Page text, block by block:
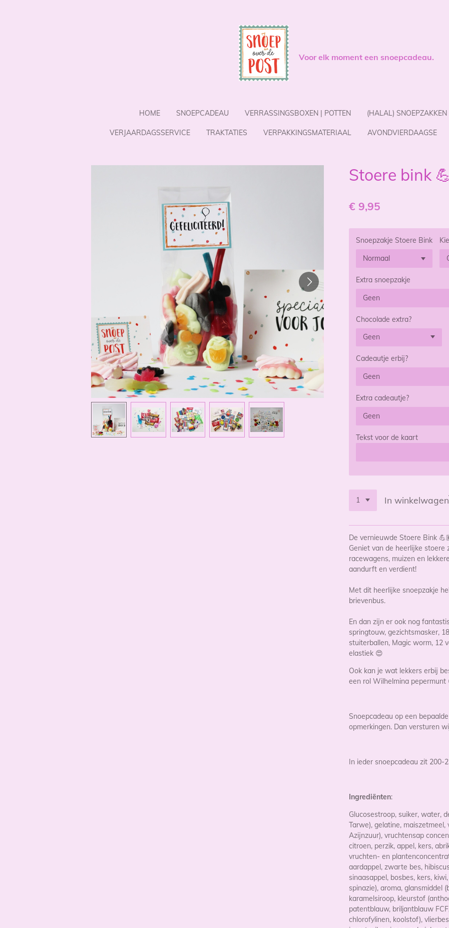
Voor elk moment een snoepcadeau.
HOME SNOEPCADEAU VERRASSINGSBOXEN | POTTEN (HALAL) SNOEPZAKKEN
VERJAARDAGSSERVICE TRAKTATIES VERPAKKINGSMATERIAAL AVONDVIERDAAGSE
Stoere bink 💪
€ 9,95
Snoepzakje Stoere Bink
Extra snoepzakje
Chocolade extra?
Cadeautje erbij?
Extra cadeautje?
Tekst voor de kaart
In winkelwagen
De vernieuwde Stoere Bink
Geniet van de heerlijke stoere
racewagens, muizen en
aandurft en verdient!
Met dit heerlijke snoepzakje
brievenbus.
En dan zijn er ook nog
springtouw, gezichtsmasker,
stuiterballen, Magic worm, 12
elastiek 😍
Ook kan je wat lekkers erbij
een rol Wilhelmina pepermunt
Snoepcadeau op een
opmerkingen. Dan versturen
In ieder snoepcadeau zit 200-
Ingrediënten:
Glucosestroop, suiker, water,
Tarwe), gelatine, maiszetmeel,
Azijnzuur), vruchtensap
citroen, perzik, appel, kers,
vruchten- en
aardappel, zwarte bes,
sinaasappel, bosbes, kers,
spinazie), aroma, glansmiddel
karamelsiroop, kleurstof
patentblauw, briljantblauw
chlorofylinen, koolstof),